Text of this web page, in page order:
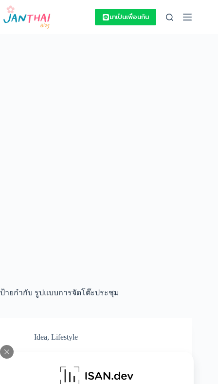
Skip
content
มาเป็นเพื่อนกัน
ป้ายกำกับ รูปแบบการจัดโต๊ะประชุม
Idea, Lifestyle